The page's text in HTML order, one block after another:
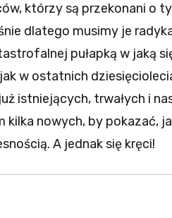
którzy są przekonani o
dlatego musimy je
pułapką w jaką
w ostatnich
istniejących, trwałych i
nowych, by pokazać,
A jednak się kręci!